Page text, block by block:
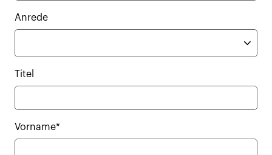
Anrede
Titel
Vorname*